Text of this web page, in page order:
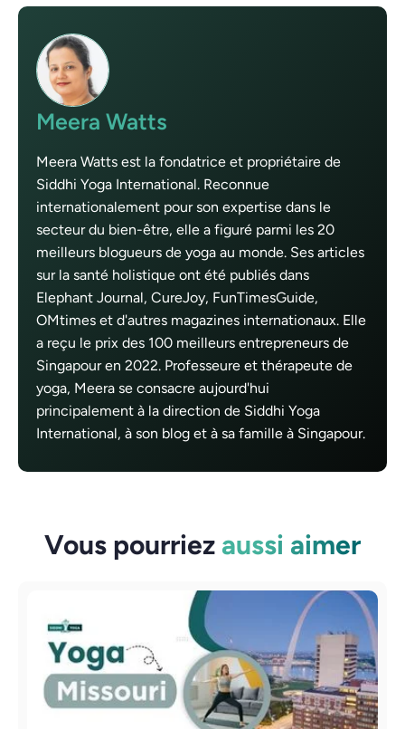
Meera Watts
Meera Watts est la fondatrice et propriétaire de
Siddhi Yoga International. Reconnue
internationalement pour son expertise dans le
secteur du bien-être, elle a figuré parmi les 20
meilleurs blogueurs de yoga au monde. Ses articles
sur la santé holistique ont été publiés dans
Elephant Journal, CureJoy, FunTimesGuide,
OMtimes et d'autres magazines internationaux. Elle
a reçu le prix des 100 meilleurs entrepreneurs de
Singapour en 2022. Professeure et thérapeute de
yoga, Meera se consacre aujourd'hui
principalement à la direction de Siddhi Yoga
International, à son blog et à sa famille à Singapour.
Vous pourriez aussi aimer